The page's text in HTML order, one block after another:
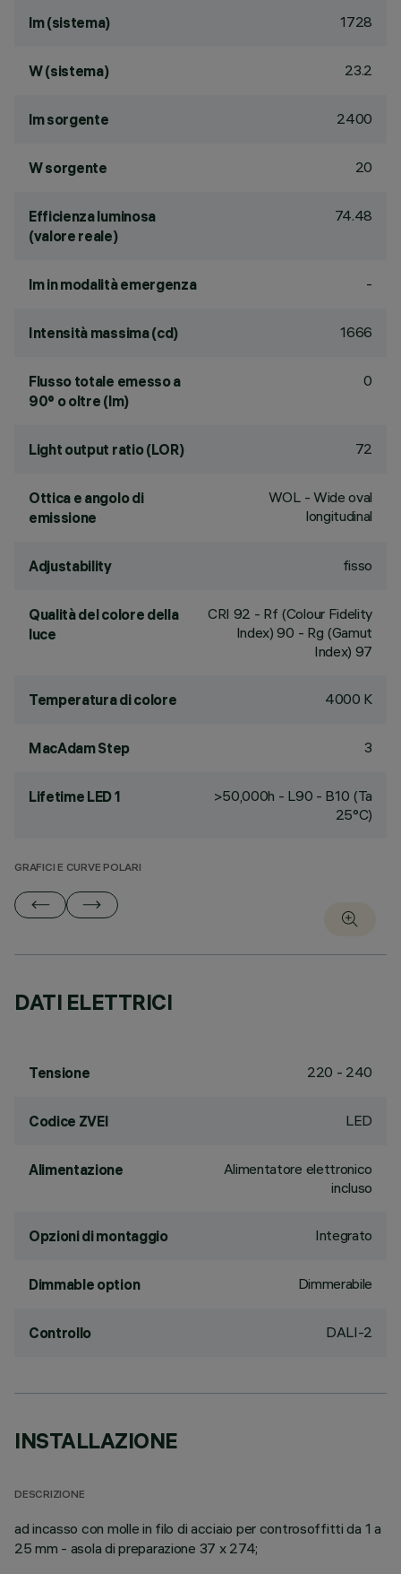
lm (sistema) 1728
W (sistema) 23.2
lm sorgente 2400
W sorgente 20
Efficienza luminosa
(valore reale)
74.48
lm in modalità emergenza -
Intensità massima (cd) 1666
Flusso totale emesso a
90° o oltre (lm)
0
Light output ratio (LOR) 72
Ottica e angolo di
emissione
WOL - Wide oval
longitudinal
Adjustability fisso
Qualità del colore della
luce
CRI 92 - Rf (Colour Fidelity
Index) 90 - Rg (Gamut
Index) 97
Temperatura di colore 4000 K
MacAdam Step 3
Lifetime LED 1
>50,000h - L90 - B10 (Ta
25°C)
GRAFICI E CURVE POLARI
DATI ELETTRICI
Tensione 220 - 240
Codice ZVEI LED
Alimentazione
Alimentatore elettronico
incluso
Opzioni di montaggio Integrato
Dimmable option Dimmerabile
Controllo DALI-2
INSTALLAZIONE
DESCRIZIONE
ad incasso con molle in filo di acciaio per controsoffitti da 1 a
25 mm - asola di preparazione 37 x 274;